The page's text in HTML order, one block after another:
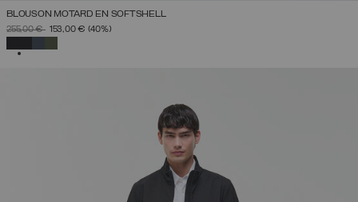
BLOUSON MOTARD EN SOFTSHELL
PRIX RÉDUIT DE
255,00 €À153,00 € (40%)